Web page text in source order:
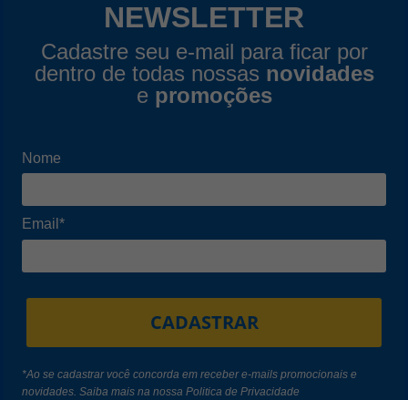
NEWSLETTER
Cadastre seu e-mail para ficar por
dentro de todas nossas novidades
e promoções
Nome
Email*
CADASTRAR
*Ao se cadastrar você concorda em receber e-mails promocionais e
novidades. Saiba mais na nossaPolitica de Privacidade